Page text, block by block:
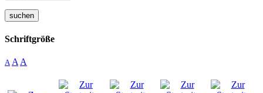
suchen
Schriftgröße
A A A